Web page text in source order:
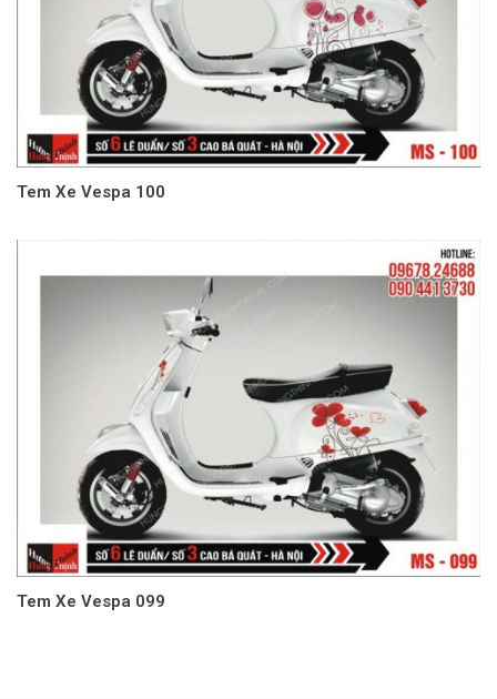
Tem Xe Vespa 100
Tem Xe Vespa 099